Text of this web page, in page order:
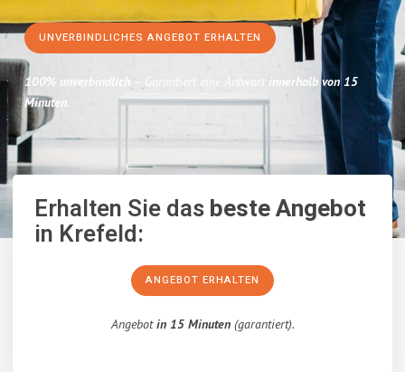
UNVERBINDLICHES ANGEBOT ERHALTEN
100% unverbindlich – Garantiert eine Antwort innerhalb von 15
Minuten.
Erhalten Sie dasbeste Angebot
in Krefeld:
ANGEBOT ERHALTEN
Angebotin 15 Minuten(garantiert).